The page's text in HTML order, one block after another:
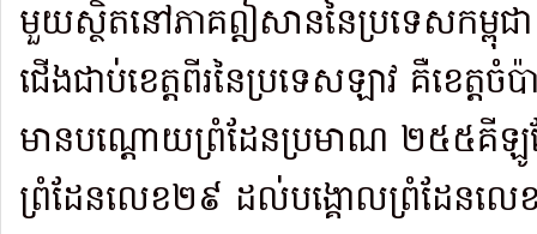
មួយស្ថិតនៅភាគឦសាន​នៃ​ប្រទេសកម្ពុជ
ជើងជាប់ខេត្តពីរនៃប្រទេសឡាវ គឺខេត្តចំ
មានបណ្តោយព្រំដែនប្រមាណ ២៥៥គីឡូ
ព្រំដែនលេខ២៩ ដល់​បង្គោលព្រំដែនលេ